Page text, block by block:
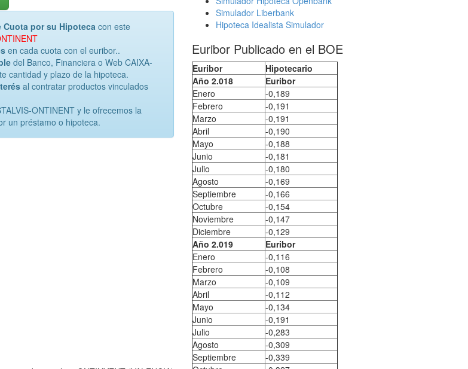
Cuota por su Hipoteca con este
en cada cuota con el euribor..
del Banco, Financiera o Web CAIXA-
cantidad y plazo de la hipoteca.
al contratar productos vinculados
ONTINENT y le ofrecemos la
un préstamo o hipoteca.
Simulador Liberbank
Hipoteca Idealista Simulador
Euribor Publicado en el BOE
Euribor
Hipotecario
Año 2.018
Euribor
Enero
-0,189
Febrero
-0,191
Marzo
-0,191
Abril
-0,190
Mayo
-0,188
Junio
-0,181
Julio
-0,180
Agosto
-0,169
Septiembre
-0,166
Octubre
-0,154
Noviembre
-0,147
Diciembre
-0,129
Año 2.019
Euribor
Enero
-0,116
Febrero
-0,108
Marzo
-0,109
Abril
-0,112
Mayo
-0,134
Junio
-0,191
Julio
-0,283
Agosto
-0,309
Septiembre
-0,339